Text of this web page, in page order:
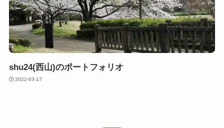
shu24(西山)のポートフォリオ
2022-03-17